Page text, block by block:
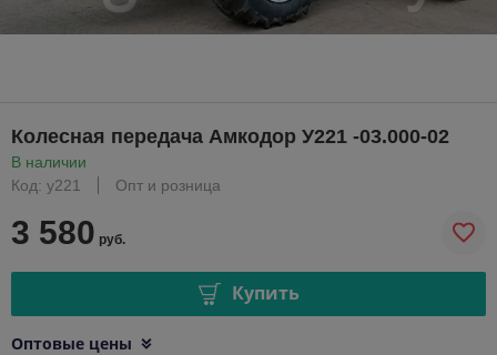
Колесная передача Амкодор У221 -03.000-02
В наличии
Код: у221
Опт и розница
3 580 руб.
Купить
Оптовые цены